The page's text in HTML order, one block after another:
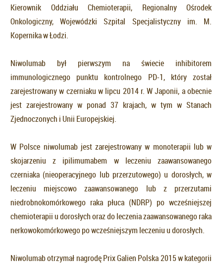
Kierownik Oddziału Chemioterapii, Regionalny Ośrodek
Onkologiczny, Wojewódzki Szpital Specjalistyczny im. M.
Kopernika w Łodzi.
Niwolumab był pierwszym na świecie inhibitorem
immunologicznego punktu kontrolnego PD-1, który został
zarejestrowany w czerniaku w lipcu 2014 r. W Japonii, a obecnie
jest zarejestrowany w ponad 37 krajach, w tym w Stanach
Zjednoczonych i Unii Europejskiej.
W Polsce niwolumab jest zarejestrowany w monoterapii lub w
skojarzeniu z ipilimumabem w leczeniu zaawansowanego
czerniaka (nieoperacyjnego lub przerzutowego) u dorosłych, w
leczeniu miejscowo zaawansowanego lub z przerzutami
niedrobnokomórkowego raka płuca (NDRP) po wcześniejszej
chemioterapii u dorosłych oraz do leczenia zaawansowanego raka
nerkowokomórkowego po wcześniejszym leczeniu u dorosłych.
Niwolumab otrzymał nagrodę Prix Galien Polska 2015 w kategorii